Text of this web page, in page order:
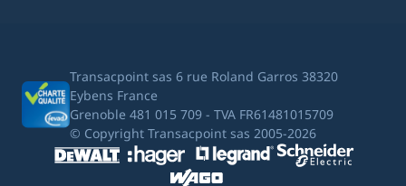
Transacpoint sas 6 rue Roland Garros 38320
Eybens France
Grenoble 481 015 709 - TVA FR61481015709
© Copyright Transacpoint sas 2005-2026